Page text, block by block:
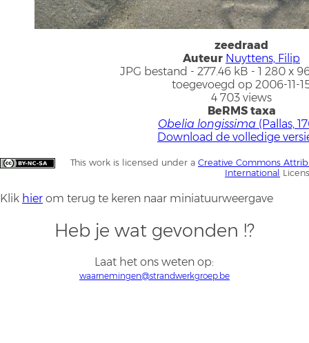
zeedraad
Auteur Nuyttens, Filip
JPG bestand - 277.46 kB - 1 280 x
toegevoegd op 2006-11-
4 703 views
BeRMS taxa
Obelia longissima (Pallas,
Download de volledige
This work is licensed under a Creative Commons
International
Klik hier om terug te keren naar miniatuurweergave
Heb je wat gevonden !?
Laat het ons weten op:
waarnemingen@strandwerkgroep.be